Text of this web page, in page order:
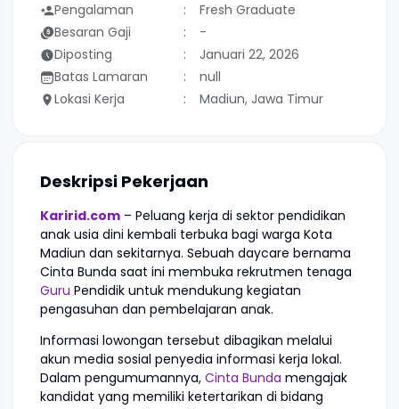
Pengalaman
Fresh Graduate
Besaran Gaji
-
Diposting
Januari 22, 2026
Batas Lamaran
null
Lokasi Kerja
Madiun, Jawa Timur
Deskripsi Pekerjaan
Karirid.com – Peluang kerja di sektor pendidikan
anak usia dini kembali terbuka bagi warga Kota
Madiun dan sekitarnya. Sebuah daycare bernama
Cinta Bunda saat ini membuka rekrutmen tenaga
Guru Pendidik untuk mendukung kegiatan
pengasuhan dan pembelajaran anak.
Informasi lowongan tersebut dibagikan melalui
akun media sosial penyedia informasi kerja lokal.
Dalam pengumumannya, Cinta Bunda mengajak
kandidat yang memiliki ketertarikan di bidang